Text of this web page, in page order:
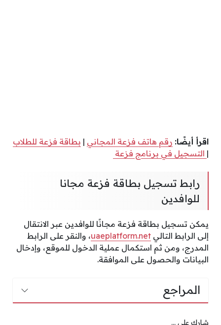
اقرأ أيضًا: رقم هاتف فزعة المجاني | بطاقة فزعة للطلاب
| التسجيل في برنامج فزعة
رابط تسجيل بطاقة فزعة مجانا
للوافدين
يمكن تسجيل بطاقة فزعة مجانًا للوافدين عبر الانتقال
إلى الرابط التالي uaeplatform.net، والنقر على الرابط
المدرج، ومن ثم استكمال عملية الدخول للموقع، وإدخال
البيانات والحصول على الموافقة.
المراجع
شارك على ...